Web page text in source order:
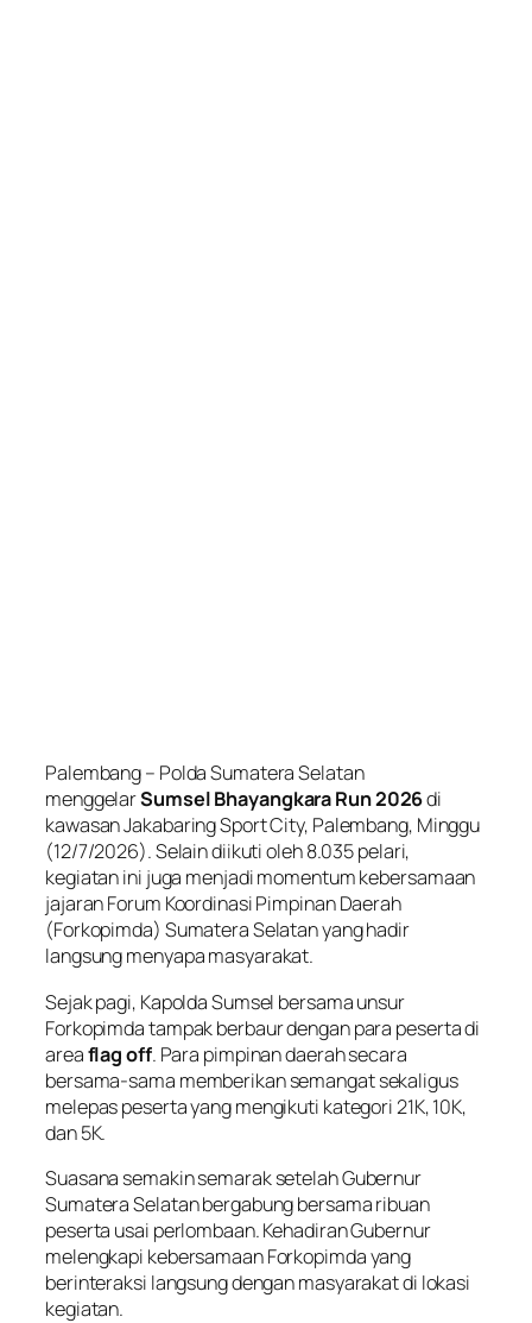
Palembang – Polda Sumatera Selatan
menggelarSumsel Bhayangkara Run 2026di
kawasan Jakabaring Sport City, Palembang, Minggu
(12/7/2026). Selain diikuti oleh 8.035 pelari,
kegiatan ini juga menjadi momentum kebersamaan
jajaran Forum Koordinasi Pimpinan Daerah
(Forkopimda) Sumatera Selatan yang hadir
langsung menyapa masyarakat.
Sejak pagi, Kapolda Sumsel bersama unsur
Forkopimda tampak berbaur dengan para peserta di
areaflag off. Para pimpinan daerah secara
bersama-sama memberikan semangat sekaligus
melepas peserta yang mengikuti kategori 21K, 10K,
dan 5K.
Suasana semakin semarak setelah Gubernur
Sumatera Selatan bergabung bersama ribuan
peserta usai perlombaan. Kehadiran Gubernur
melengkapi kebersamaan Forkopimda yang
berinteraksi langsung dengan masyarakat di lokasi
kegiatan.